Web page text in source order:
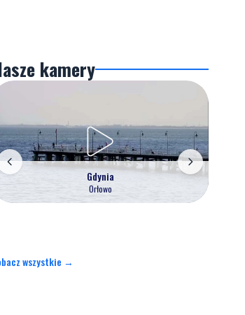
kamery
Gdynia
Orłowo
wszystkie →